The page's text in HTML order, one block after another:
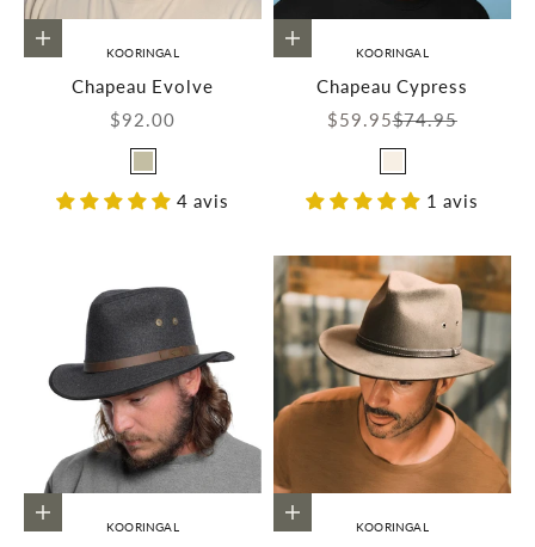
Choisir les options
KOORINGAL
Chapeau Evolve
Prix de vente
$92.00
Beige
4 avis
Choisir les options
KOORINGAL
Chapeau Cypress
Prix de vente
$59.95Prix normal
$74.95
Ivoire
1 avis
Choisir les options
KOORINGAL Choisir les options
KOORINGAL